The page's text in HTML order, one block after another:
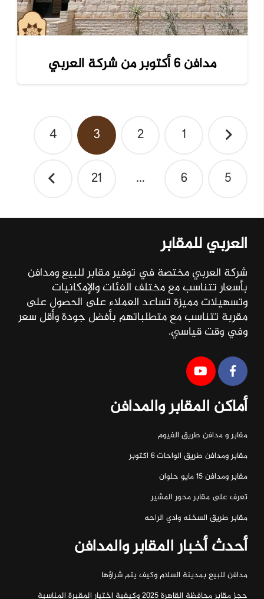
مدافن 6 أكتوبر من شركة العربي
تصفّح
المقالات 1
2
3
4
5
6
…
21
العربي للمقابر
شركة العربي مختصة في توفير مقابر للبيع ومدافن
بأسعار تتناسب مع مختلف الفئات والإمكانيات
وتسهيلات مميزة تساعد العملاء على الحصول على
مقربة تتناسب مع متطلباتهم بأفضل جودة وأقل سعر
وفي وقت قياسي.
أماكن المقابر والمدافن
مقابر و مدافن طريق الفيوم
مقابر ومدافن طريق الواحات ٦ اكتوبر
مقابر ومدافن ١٥ مايو حلوان
تعرف على مقابر محور المشير
مقابر طريق السخنه وادي الراحه
أحدث أخبار المقابر والمدافن
مدافن للبيع بمدينة السلام وكيف يتم شراؤها
حجز مقابر محافظة القاهرة 2025 وكيفية اختيار المقبرة المناسبة